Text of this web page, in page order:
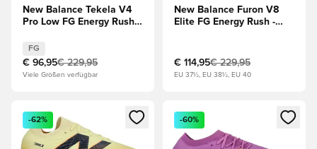
New Balance Tekela V4
Pro Low FG Energy Rush -
FG
€ 96,95€ 229,95
Viele Größen verfügbar
New Balance Furon V8
Elite FG Energy Rush -
€ 114,95€ 229,95
EU 37½, EU 38½, EU 40
Öffnet ein Fenster zum Anmelden oder Registrieren als
-62%
Öffnet ein Fenster zum
-60%